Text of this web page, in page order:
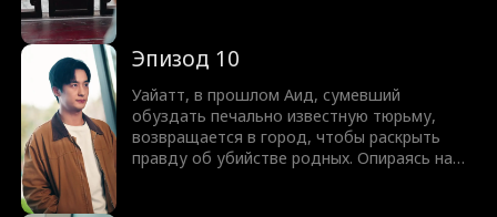
разрушает криминальные империи,
разбивает старых врагов и защищает своё.
Пока преступный мир рушится, Уайатт
приближается к разгадке прошлого и
неизбежной расплате.
Эпизод 10
Уайатт, в прошлом Аид, сумевший
обуздать печально известную тюрьму,
возвращается в город, чтобы раскрыть
правду об убийстве родных. Опираясь на